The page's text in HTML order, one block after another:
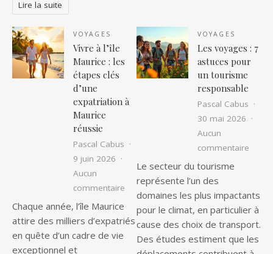
Lire la suite
VOYAGES
Vivre à l’île
Maurice : les
étapes clés
d’une
expatriation à
Maurice
réussie
Pascal Cabus
9 juin 2026
Aucun
commentaire sur Vivre à l’île Maurice : les étapes
Chaque année, l’île Maurice
attire des milliers d’expatriés
en quête d’un cadre de vie
exceptionnel et
VOYAGES
Les voyages : 7
astuces pour
un tourisme
responsable
Pascal Cabus
30 mai 2026
Aucun
commentaire
Le secteur du tourisme
représente l’un des
domaines les plus impactants
pour le climat, en particulier à
cause des choix de transport.
Des études estiment que les